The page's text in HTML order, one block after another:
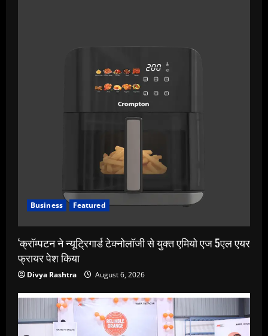
Business Featured
‘क्रॉम्पटन ने न्यूट्रिगार्ड टेक्नोलॉजी से युक्त एमियो एज 5एल एयर
फ्रायर पेश किया
Divya Rashtra August 6, 2026